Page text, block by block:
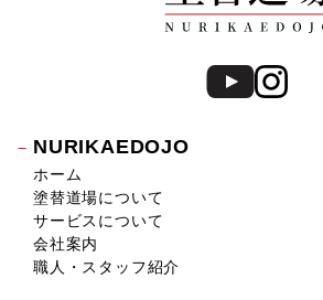
NURIKAEDOJO
ホーム
塗替道場について
サービスについて
会社案内
職人・スタッフ紹介